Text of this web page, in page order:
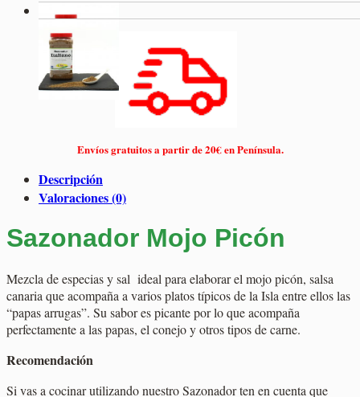
Envíos gratuitos a partir de 20€ en Península.
Descripción
Valoraciones (0)
Sazonador Mojo Picón
Mezcla de especias y sal ideal para elaborar el mojo picón, salsa
canaria que acompaña a varios platos típicos de la Isla entre ellos las
“papas arrugas”. Su sabor es picante por lo que acompaña
perfectamente a las papas, el conejo y otros tipos de carne.
Recomendación
Si vas a cocinar utilizando nuestro Sazonador ten en cuenta que